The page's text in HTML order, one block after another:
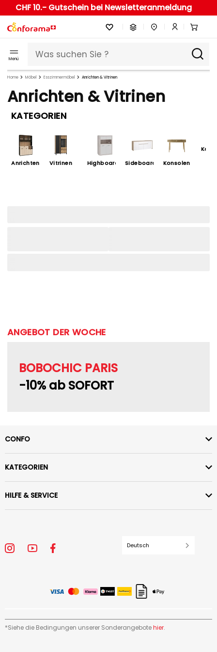
CHF 10.- Gutschein bei Newsletteranmeldung
Menü
KATEGORIEN
Anrichten Vitrinen Highboards Sideboards Konsolen
Home Möbel Esszimmermöbel Anrichten & Vitrinen
Anrichten & Vitrinen
ANGEBOT DER WOCHE
BOBOCHIC PARIS
-10% ab SOFORT
CONFO
KATEGORIEN
HILFE & SERVICE
Deutsch
*Siehe die Bedingungen unserer Sonderangebotehier.